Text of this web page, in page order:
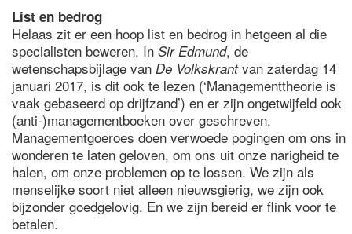
List en bedrog
Helaas zit er een hoop list en bedrog in hetgeen al die
specialisten beweren. In Sir Edmund, de
wetenschapsbijlage van De Volkskrantvan zaterdag 14
januari 2017, is dit ook te lezen (‘Managementtheorie is
vaak gebaseerd op drijfzand’) en er zijn ongetwijfeld ook
(anti-)managementboeken over geschreven.
Managementgoeroes doen verwoede pogingen om ons in
wonderen te laten geloven, om ons uit onze narigheid te
halen, om onze problemen op te lossen. We zijn als
menselijke soort niet alleen nieuwsgierig, we zijn ook
bijzonder goedgelovig. En we zijn bereid er flink voor te
betalen.